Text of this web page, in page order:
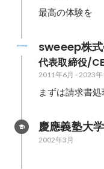
最高の体験を
sweeep株
代表取締役/
2011年6月 -2023年
まずは請求書
慶應義塾大学
2002年3月